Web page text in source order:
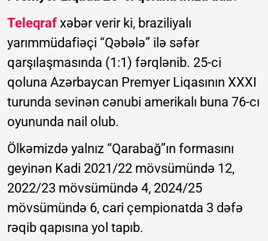
Teleqraf xəbər verir ki, braziliyalı
yarımmüdafiəçi “Qəbələ” ilə səfər
qarşılaşmasında (1:1) fərqlənib. 25-ci
qoluna Azərbaycan Premyer Liqasının XXXI
turunda sevinən cənubi amerikalı buna 76-cı
oyununda nail olub.
Ölkəmizdə yalnız “Qarabağ”ın formasını
geyinən Kadi 2021/22 mövsümündə 12,
2022/23 mövsümündə 4, 2024/25
mövsümündə 6, cari çempionatda 3 dəfə
rəqib qapısına yol tapıb.